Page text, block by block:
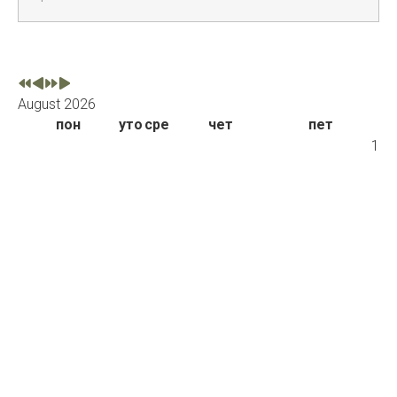
August 2026
пон
уто сре чет
пет
1